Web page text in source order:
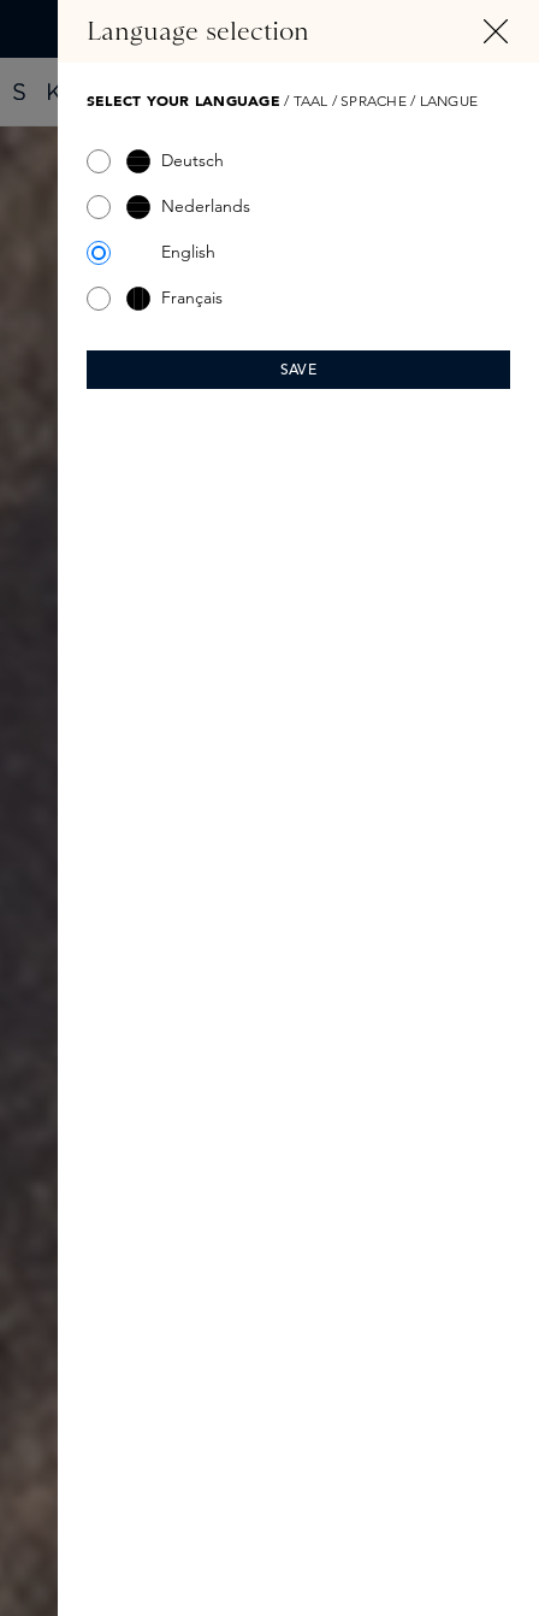
SPRINGENFinde dein neues Parfüm mit dem Fragrance Finder
Language selection
SELECT YOUR LANGUAGE / TAAL / SPRACHE / LANGUE
Deutsch
Nederlands
English
Français
SAVE